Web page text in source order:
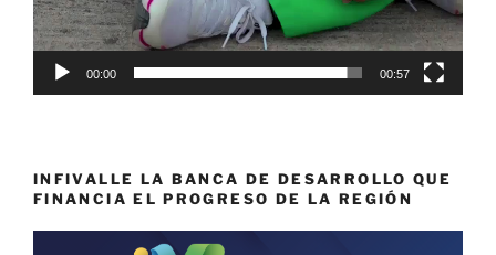
00:00 00:57
INFIVALLE LA BANCA DE DESARROLLO QUE
FINANCIA EL PROGRESO DE LA REGIÓN